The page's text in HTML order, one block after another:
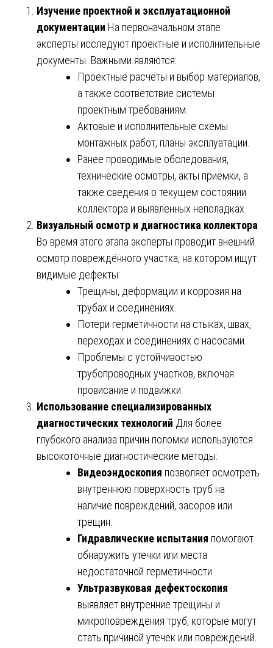
Изучение проектной и эксплуатационной
документации На первоначальном этапе
эксперты исследуют проектные и исполнительные
документы. Важными являются:
Проектные расчёты и выбор материалов,
а также соответствие системы
проектным требованиям.
Актовые и исполнительные схемы
монтажных работ, планы эксплуатации.
Ранее проводимые обследования,
технические осмотры, акты приёмки, а
также сведения о текущем состоянии
коллектора и выявленных неполадках.
Визуальный осмотр и диагностика коллектора
Во время этого этапа эксперты проводит внешний
осмотр повреждённого участка, на котором ищут
видимые дефекты:
Трещины, деформации и коррозия на
трубах и соединениях.
Потери герметичности на стыках, швах,
переходах и соединениях с насосами.
Проблемы с устойчивостью
трубопроводных участков, включая
провисание и подвижки.
Использование специализированных
диагностических технологий Для более
глубокого анализа причин поломки используются
высокоточные диагностические методы:
Видеоэндоскопия позволяет осмотреть
внутреннюю поверхность труб на
наличие повреждений, засоров или
трещин.
Гидравлические испытания помогают
обнаружить утечки или места
недостаточной герметичности.
Ультразвуковая дефектоскопия
выявляет внутренние трещины и
микроповреждения труб, которые могут
стать причиной утечек или повреждений.